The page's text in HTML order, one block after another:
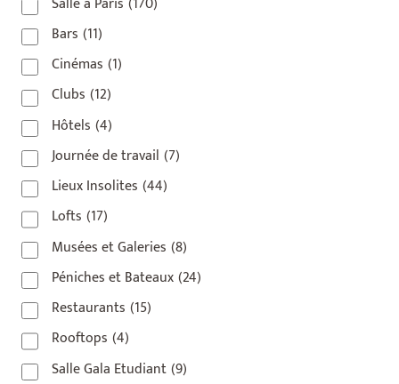
Bars (11)
Cinémas (1)
Clubs (12)
Hôtels (4)
Journée de travail (7)
Lieux Insolites (44)
Lofts (17)
Musées et Galeries (8)
Péniches et Bateaux(24)
Restaurants (15)
Rooftops (4)
Salle Gala Etudiant(9)